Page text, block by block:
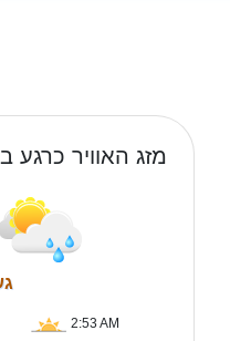
מזג האוויר כרגע
2:53 AM